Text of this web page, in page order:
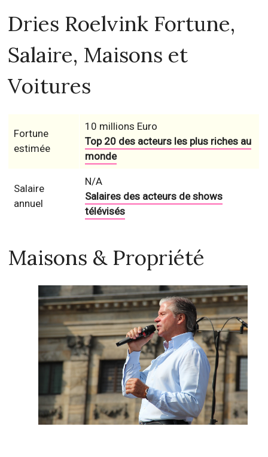
Dries Roelvink Fortune,
Salaire, Maisons et
Voitures
Fortune
estimée
10 millions Euro
Top 20 des acteurs les plus riches au
monde
Salaire
annuel
N/A
Salaires des acteurs de shows
télévisés
Maisons & Propriété